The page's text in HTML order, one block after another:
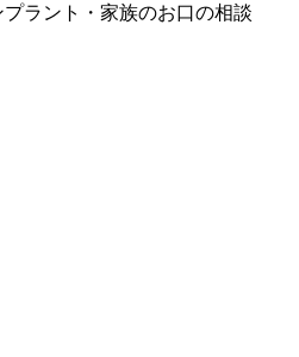
ラント・家族のお口の相談